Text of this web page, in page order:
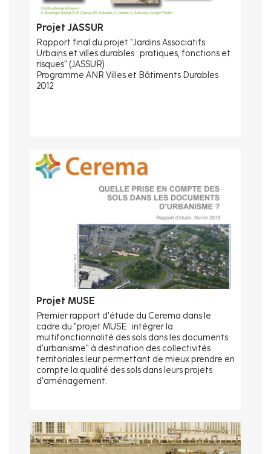
Projet JASSUR
Rapport final du projet "Jardins Associatifs
Urbains et villes durables : pratiques, fonctions et
risques" (JASSUR)
Programme ANR Villes et Bâtiments Durables
2012
Projet MUSE
Premier rapport d'étude du Cerema dans le
cadre du "projet MUSE : intégrer la
multifonctionnalité des sols dans les documents
d'urbanisme" à destination des collectivités
territoriales leur permettant de mieux prendre en
compte la qualité des sols dans leurs projets
d'aménagement.